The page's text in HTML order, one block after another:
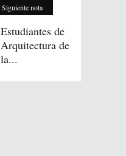
Siguiente nota
Estudiantes de
Arquitectura de
la...